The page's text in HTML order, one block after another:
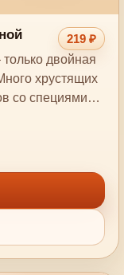
219 ₽
двойная
хрустящих
со специями…